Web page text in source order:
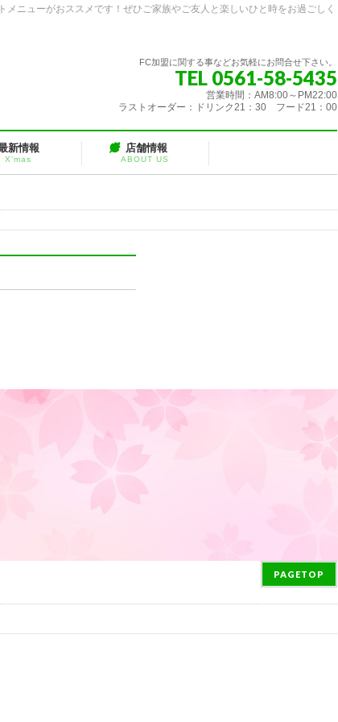
ニューがおススメです！ぜひご家族やご友人と楽しいひと時をお過ごしく
FC加盟に関する事などお気軽にお問合せ下さい。
TEL 0561-58-5435
営業時間：AM8:00～PM22:00
ラストオーダー：ドリンク21：30 フード21：00
新情報
X’mas
店舗情報
ABOUT US
PAGETOP